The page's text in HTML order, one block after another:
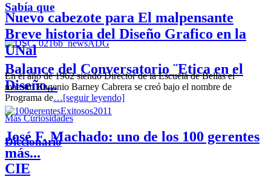
Nuevo cabezote para El malpensante
Balance del Conversatorio ¨Etica en el
Diseño...
José F. Machado: uno de los 100 gerentes
más...
Sabía que
Breve historia del Diseño Grafico en la
UNal
En el año de 1962 siendo Director de la Escuela de Bellas el
maestro Eugenio Barney Cabrera se creó bajo el nombre de
Programa de…[seguir leyendo]
Más Curiosidades
Diccionario
CIE